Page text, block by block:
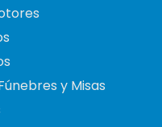
y Misas